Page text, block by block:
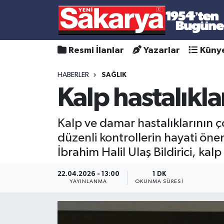
Resmi İlanlar Yazarlar
HABERLER SAĞLIK
Kalp
Kalp ve damar
düzenli kontrollerin hayati
İbrahim Halil Ulaş Bildirici,
22.04.2026 - 13:00
YAYINLANMA
1 DK
OKUNMA SÜRESI